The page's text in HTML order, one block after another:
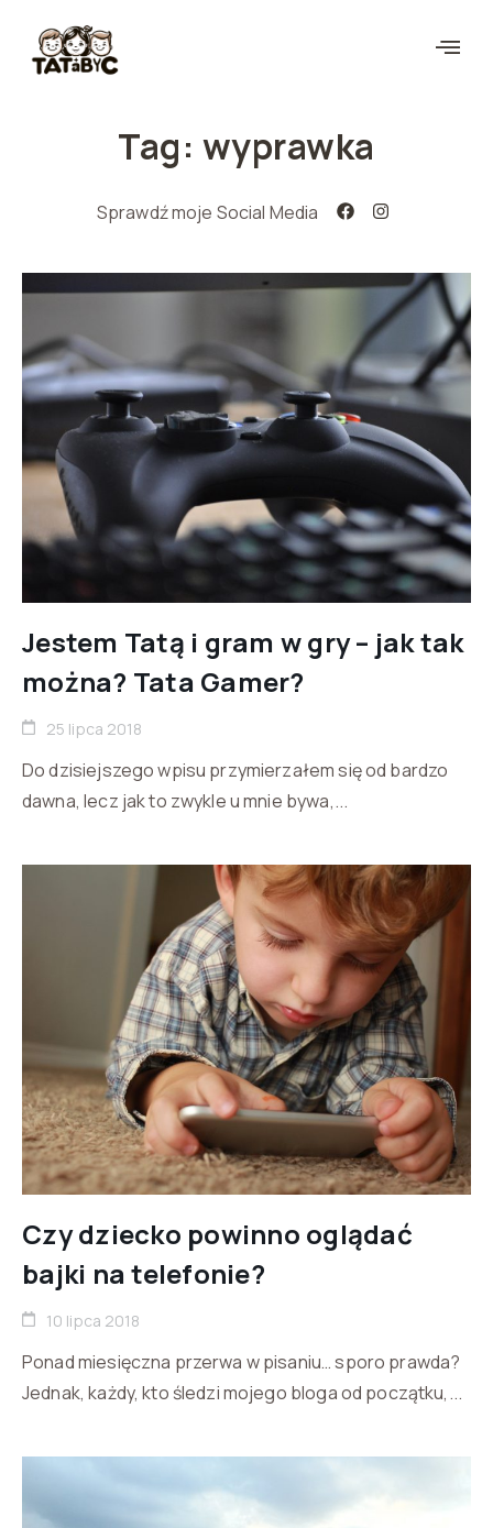
Tag: wyprawka
Sprawdź moje Social Media
Jestem Tatą i gram w gry – jak tak
można? Tata Gamer?
25 lipca 2018
Do dzisiejszego wpisu przymierzałem się od bardzo
dawna, lecz jak to zwykle u mnie bywa,...
Czy dziecko powinno oglądać
bajki na telefonie?
10 lipca 2018
Ponad miesięczna przerwa w pisaniu… sporo prawda?
Jednak, każdy, kto śledzi mojego bloga od początku,...